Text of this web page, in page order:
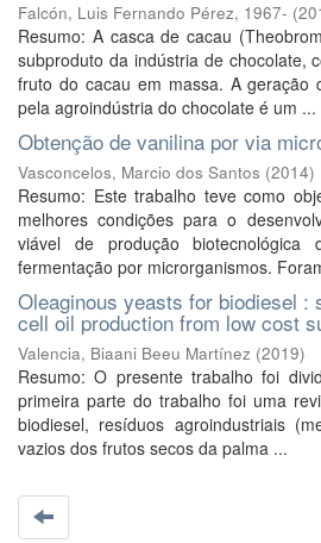
Falcón, Luis Fernando Pérez, 1967- (
Resumo: A casca de cacau
subproduto da indústria de chocolate,
fruto do cacau em massa. A geração
pela agroindústria do chocolate é um ...
Obtenção de vanilina por via
Vasconcelos, Marcio dos Santos (2014)
Resumo: Este trabalho teve como
melhores condições para o
viável de produção
fermentação por microrganismos.
Oleaginous yeasts for biodiesel :
cell oil production from low cost
Valencia, Biaani Beeu Martínez (2019)
Resumo: O presente trabalho foi
primeira parte do trabalho foi uma
biodiesel, resíduos agroindustriais
vazios dos frutos secos da palma ...